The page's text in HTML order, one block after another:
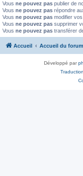
Vous ne pouvez pas publier de
Vous ne pouvez pas répondre
Vous ne pouvez pas modifier
Vous ne pouvez pas supprimer
Vous ne pouvez pas transférer
Accueil Accueil du forum
Développé par